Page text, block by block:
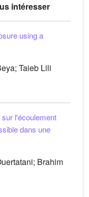
intéresser
using a
Taieb Lili
l'écoulement
dans une
Brahim